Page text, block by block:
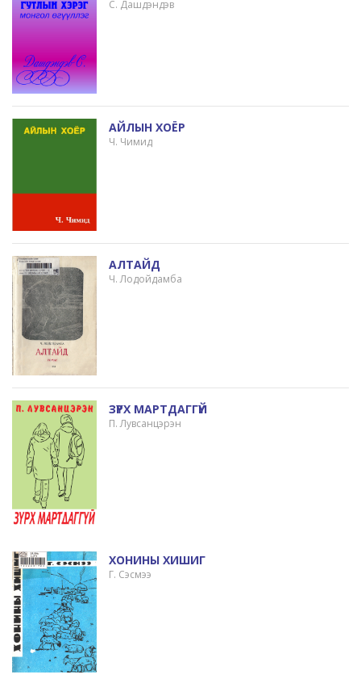
С. Дашдэндэв
АЙЛЫН ХОЁР
Ч. Чимид
АЛТАЙД
Ч. Лодойдамба
ЗҮРХ МАРТДАГГҮЙ
П. Лувсанцэрэн
ХОНИНЫ ХИШИГ
Г. Сэсмээ